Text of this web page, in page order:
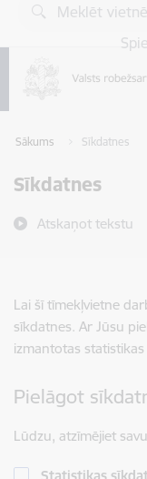
Pāriet uz lapas saturu
Sākums Sīkdatnes
Sīkdatnes
Atskaņot tekstu
Lai šī tīmekļvietne
sīkdatnes. Ar Jūsu
izmantotas
Pielāgot
Lūdzu, atzīmējiet